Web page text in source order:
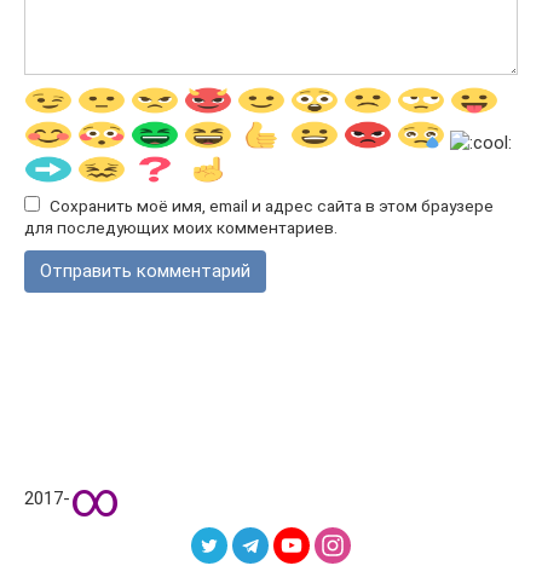
Сохранить моё имя, email и адрес сайта в этом браузере
для последующих моих комментариев.
2017-∞